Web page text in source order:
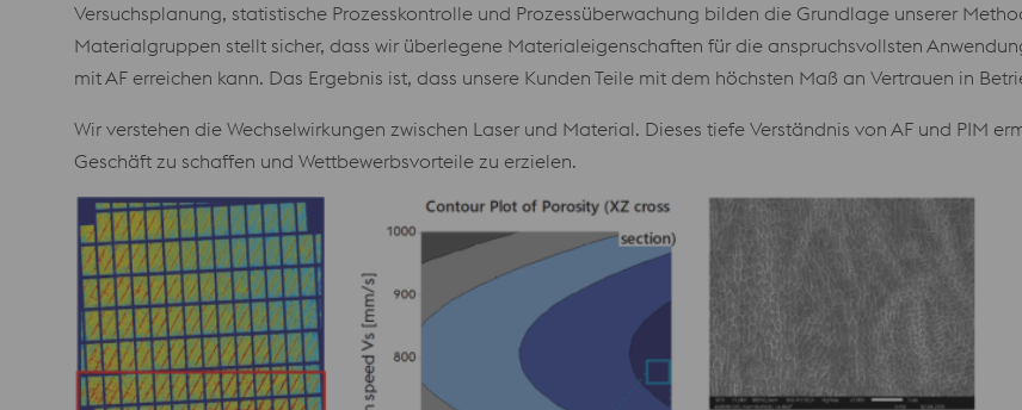
Versuchsplanung, statistische Prozesskontrolle und Prozessüberwachung bilden die Grundlage unserer
Materialgruppen stellt sicher, dass wir überlegene Materialeigenschaften für die anspruchsvollsten
mit AF erreichen kann. Das Ergebnis ist, dass unsere Kunden Teile mit dem höchsten Maß an Vertrauen in
Wir verstehen die Wechselwirkungen zwischen Laser und Material. Dieses tiefe Verständnis von AF und PIM
Geschäft zu schaffen und Wettbewerbsvorteile zu erzielen.